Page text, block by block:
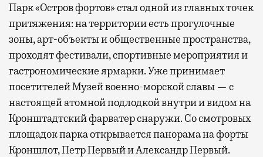
Парк «Остров фортов» стал одной из главных точек
притяжения: на территории есть прогулочные
зоны, арт-объекты и общественные пространства,
проходят фестивали, спортивные мероприятия и
гастрономические ярмарки. Уже принимает
посетителей Музей военно-морской славы — с
настоящей атомной подлодкой внутри и видом на
Кронштадтский фарватер снаружи. Со смотровых
площадок парка открывается панорама на форты
Кроншлот, Петр Первый и Александр Первый.